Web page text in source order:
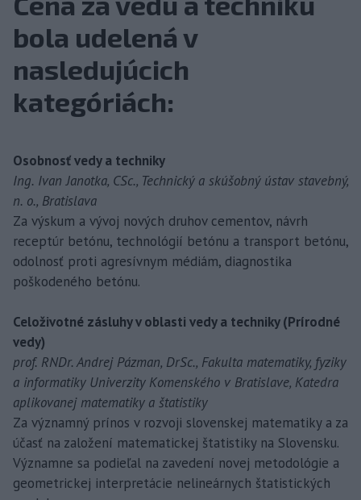
bola udelená v
nasledujúcich
kategóriách:
Osobnosť vedy a techniky
Ing. Ivan Janotka, CSc., Technický a skúšobný ústav stavebný,
n. o., Bratislava
Za výskum a vývoj nových druhov cementov, návrh
receptúr betónu, technológií betónu a transport betónu,
odolnosť proti agresívnym médiám, diagnostika
poškodeného betónu.
Celoživotné zásluhy v oblasti vedy a techniky (Prírodné
vedy)
prof. RNDr. Andrej Pázman, DrSc., Fakulta matematiky, fyziky
a informatiky Univerzity Komenského v Bratislave, Katedra
aplikovanej matematiky a štatistiky
Za významný prínos v rozvoji slovenskej matematiky a za
účasť na založení matematickej štatistiky na Slovensku.
Významne sa podieľal na zavedení novej metodológie a
geometrickej interpretácie nelineárnych štatistických